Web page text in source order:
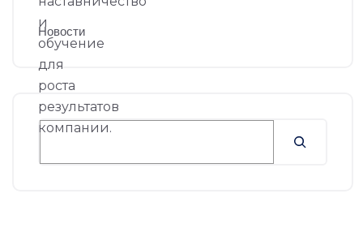
Новости